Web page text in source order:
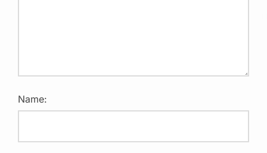
Name: